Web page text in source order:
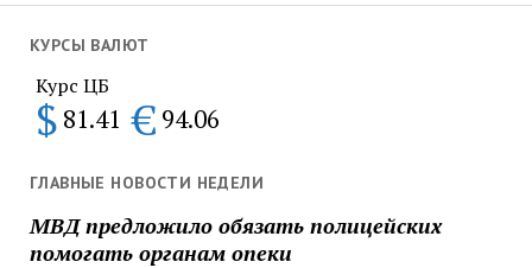
КУРСЫ ВАЛЮТ
Курс ЦБ
$ 81.41 € 94.06
ГЛАВНЫЕ НОВОСТИ НЕДЕЛИ
МВД предложило обязать полицейских
помогать органам опеки